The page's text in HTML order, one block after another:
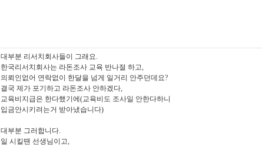
대부분 리서치회사들이 그래요.
한국리서치회사는 라돈조사 교육 반나절 하고,
의뢰인없어 연락없이 한달을 넘게 일거리 안주던데요?
결국 제가 포기하고 라돈조사 안하겠다,
교육비지급은 한다했기에(교육비도 조사일 안한다하니
입금안시키려는거 받아냈습니다)
대부분 그러합니다.
일 시킬땐 선생님이고,